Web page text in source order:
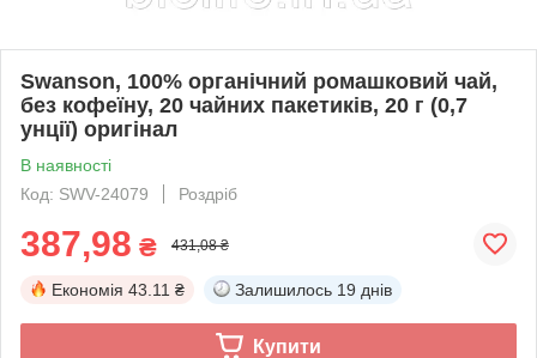
Swanson, 100% органічний ромашковий чай,
без кофеїну, 20 чайних пакетиків, 20 г (0,7
унції) оригінал
В наявності
Код: SWV-24079
Роздріб
387,98 ₴ 431,08 ₴
Економія 43.11 ₴ Залишилось 19 днів
Купити